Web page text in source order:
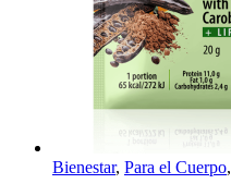
Bienestar, Para el Cuerpo,